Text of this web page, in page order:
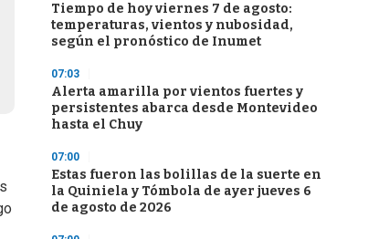
Tiempo de hoy viernes 7 de agosto:
temperaturas, vientos y nubosidad,
según el pronóstico de Inumet
07:03
Alerta amarilla por vientos fuertes y
persistentes abarca desde Montevideo
hasta el Chuy
07:00
Estas fueron las bolillas de la suerte en
la Quiniela y Tómbola de ayer jueves 6
de agosto de 2026